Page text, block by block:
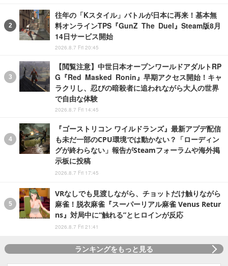
往年の「Kスタイル」バトルが日本に再来！基本無
料オンラインTPS『GunZ The Duel』Steam版8月
14日サービス開始
2026.8.7 Fri 20:45
【閲覧注意】中世日本オープンワールドアダルトRP
G『Red Masked Ronin』早期アクセス開始！キャ
ラクリし、忍びの暗殺者に追われながら大人の世界
で自由な体験
2026.8.7 Fri 14:45
『ゴーストリコン ワイルドランズ』最新アプデ配信
も未だ一部のCPU環境では動かない？「ローディン
グが終わらない」報告がSteamフォーラムや海外掲
示板に投稿
2026.8.7 Fri 17:45
VRなしでも見渡しながら、チョットだけ触りながら
麻雀！脱衣麻雀『スーパーリアル麻雀 Venus Retur
ns』対局中に“触れる”とヒロインが反応
2026.8.7 Fri 21:41
ランキングをもっと見る